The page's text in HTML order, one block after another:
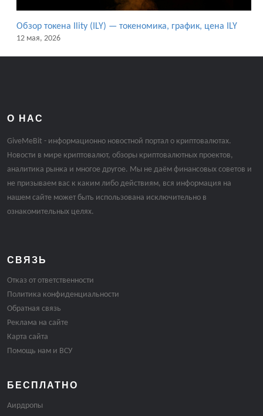
Обзор токена Ility (ILY) — токеномика, график, цена ILY
12 мая, 2026
О НАС
GiveMeBit - информационно новостной портал о криптовалютах.
Новости в мире криптовалют, обзоры криптовалютных проектов,
аналитика рынка и многое другое. Мы не даём финансовых советов и
не призываем вас к каким либо действиям, вся информация на
нашем сайте может быть использована исключительно в
ознакомительных целях.
СВЯЗЬ
Отказ от ответственности
Политика конфиденциальности
Обратная связь
Реклама на сайте
Карта сайта
Помощь нам и ВСУ
БЕСПЛАТНО
Аирдропы